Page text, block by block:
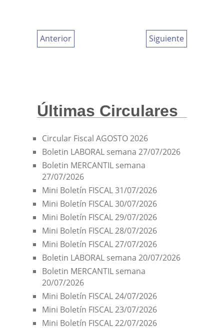
Anterior Siguiente
Últimas Circulares
Circular Fiscal AGOSTO 2026
Boletin LABORAL semana 27/07/2026
Boletin MERCANTIL semana
27/07/2026
Mini Boletín FISCAL 31/07/2026
Mini Boletín FISCAL 30/07/2026
Mini Boletín FISCAL 29/07/2026
Mini Boletín FISCAL 28/07/2026
Mini Boletín FISCAL 27/07/2026
Boletin LABORAL semana 20/07/2026
Boletin MERCANTIL semana
20/07/2026
Mini Boletín FISCAL 24/07/2026
Mini Boletín FISCAL 23/07/2026
Mini Boletín FISCAL 22/07/2026